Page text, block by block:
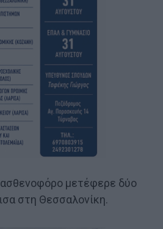
μετέφερε δύο
στη Θεσσαλονίκη.